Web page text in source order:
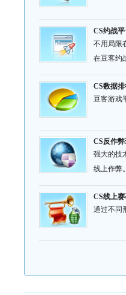
CS约战
不用局限
在豆客约
CS数据
豆客游戏
CS反作
强大的技
线上作弊。
CS线上
通过不同